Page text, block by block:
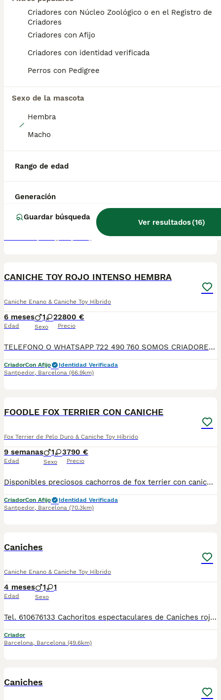
Criadores con Núcleo Zoológico o en el Registro de
Criadores
Criadores con Afijo
Criadores con identidad verificada
Perros con Pedigree
Sexo de la mascota
Hembra
Macho
Rango de edad
Generación
Guardar búsqueda
Ver resultados(16)
Caniche Enano & Caniche Toy Híbrido
Sexo
CANICHE TOY ROJO INTENSO HEMBRA
Caniche Enano & Caniche Toy Híbrido
6 meses
Edad
1 2
Sexo
2800 €
Precio
TELEFONO O WHATSAPP 722 490 760 SOMOS CRIADORES DIRECTOS SIN INTERMEDIARIOS! MAS DE 20 AÑOS EN EL SECTOR NOS AVALAN, VALORANDO NO SOLO LA CRIA RESPONSABLE SI NO TAMBIEN LA SELECCIÓN PARA MEJORAR LA RAZA DURANTE TODOS ESTOS AÑOS. NUESTROS CACHORROS SE ENTREGAN PREVIAMENTE REVISADOS POR UN VETERINARIO PROFESIONAL Y BAJO LOS MAS ESTRICTOS CONTROLES DE SALUD, HACEMOS HINCAPIÉ EN SU SOCIABILIZACIÓN PARA SU CORRECTO DESARROLLO NEUROLOGICO! Y OS ASESORAMOS ANTES DURANTE Y DESPUES DE LA ENTREGA PARA QUE TODO SEA LO MAS AFABLE Y FACIL POSIBLE DURANTE LA ADAPTACION! NUESTROS BEBE SE ENTREGAN A PARTIR DE LOS DOS MESES CON SUS VACUNAS AL DIA, DESPARASITADOS Y CON GARANTIAS DE SALUD, MICROCHIP Y CARTILLA DE VACUNACION! SI BUSCAS UN COMPAÑERO SANO Y EQUILIBRADO ESTE ES EL LUGAR, TE ASESORAREMOS DURANTE TODO EL PROCESO NO DUDES EN CONSULTAR POR NUESTROS PEQUES AL 722 490 760
CriadorCon Afijo
Identidad Verificada
Santpedor, Barcelona (66.9km)
FOODLE FOX TERRIER CON CANICHE
Fox Terrier de Pelo Duro & Caniche Toy Híbrido
9 semanas
Edad
1 3
Sexo
790 €
Precio
Disponibles preciosos cachorros de fox terrier con caniche nacionales criados en nuestras instalaciones, en un ambiente familiar y responsable. Nuestros cachorros se entregan con cartilla de primera vacunación, vacunas correspondientes a su edad, desparasitados interna y externamente, y con microchip implantado y dado de alta. Además, realizamos un contrato de garantía que incluye: • Garantía vírica de 15 días. • Garantía congénita de 1 año. Desde la fecha de entrega del cachorro. Nos comprometemos al 100% con la salud, el bienestar y el cuidado de nuestros pequeños. Disponemos de Núcleo Zoológico Para más información, imágenes o cualquier consulta sin compromiso, pueden contactar con nosotros en los teléfonos: CRISTINA 📞 722 788 399 📞 932 514 529
CriadorCon Afijo
Identidad Verificada
Santpedor, Barcelona (70.3km)
Caniches
Caniche Enano & Caniche Toy Híbrido
4 meses
Edad
1 1
Sexo
Tel. 610676133 Cachoritos espectaculares de Caniches rojo y apricot, machos y hembras preciosos, tienen dos meses de edad. Se entregan revisados por nuestro veterinario, con la vacuna correspondiente a la edad, desparasitados, con su cartilla veterinaria, microchip y garantía sanitaria por escrito, muy bien cuidados, muy sanos, criados en entorno familiar. Disponemos de centro con número zoológico T-2500116
Criador
Barcelona, Barcelona (49.6km)
Caniches